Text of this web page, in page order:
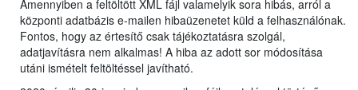
Amennyiben a feltöltött XML fájl valamelyik sora hibás, arról a
központi adatbázis e-mailen hibaüzenetet küld a felhasználónak.
Fontos, hogy az értesítő csak tájékoztatásra szolgál,
adatjavításra nem alkalmas! A hiba az adott sor módosítása
utáni ismételt feltöltéssel javítható.